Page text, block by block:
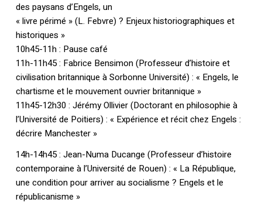
des paysans d’Engels, un
« livre périmé » (L. Febvre) ? Enjeux historiographiques et
historiques »
10h45-11h : Pause café
11h-11h45 : Fabrice Bensimon (Professeur d’histoire et
civilisation britannique à Sorbonne Université) : « Engels, le
chartisme et le mouvement ouvrier britannique »
11h45-12h30 : Jérémy Ollivier (Doctorant en philosophie à
l’Université de Poitiers) : « Expérience et récit chez Engels :
décrire Manchester »
14h-14h45 : Jean-Numa Ducange (Professeur d’histoire
contemporaine à l’Université de Rouen) : « La République,
une condition pour arriver au socialisme ? Engels et le
républicanisme »